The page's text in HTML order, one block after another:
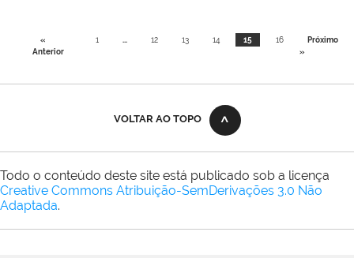
«
Anterior
1 ... 12 13 14 15 16
Próximo
»
VOLTAR AO TOPO
Todo o conteúdo deste site está publicado sob a licença
Creative Commons Atribuição-SemDerivações 3.0 Não
Adaptada.